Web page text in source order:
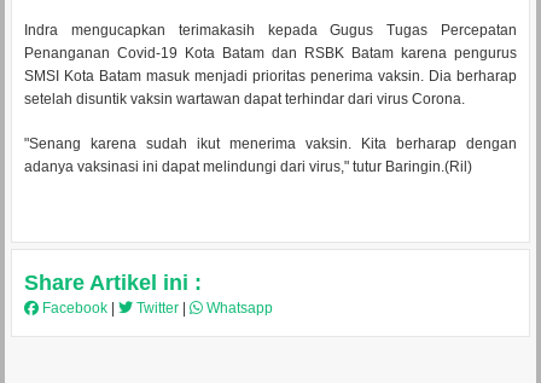
Indra mengucapkan terimakasih kepada Gugus Tugas Percepatan
Penanganan Covid-19 Kota Batam dan RSBK Batam karena pengurus
SMSI Kota Batam masuk menjadi prioritas penerima vaksin. Dia berharap
setelah disuntik vaksin wartawan dapat terhindar dari virus Corona.
"Senang karena sudah ikut menerima vaksin. Kita berharap dengan
adanya vaksinasi ini dapat melindungi dari virus," tutur Baringin.(Ril)
Share Artikel ini :
Facebook Twitter Whatsapp